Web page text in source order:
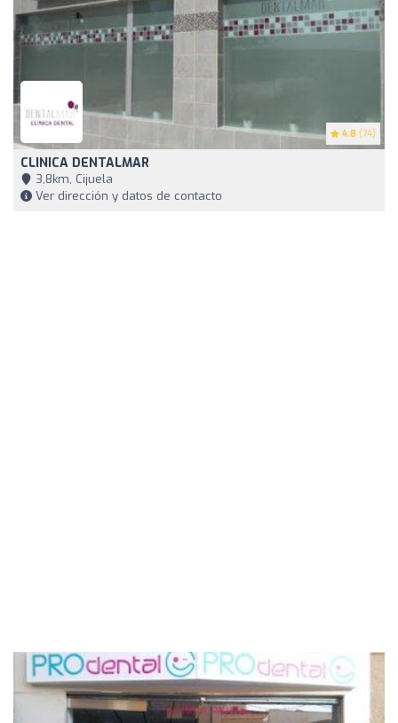
4.8 (74)
CLINICA DENTALMAR
3,8km, Cijuela
Ver dirección y datos de contacto